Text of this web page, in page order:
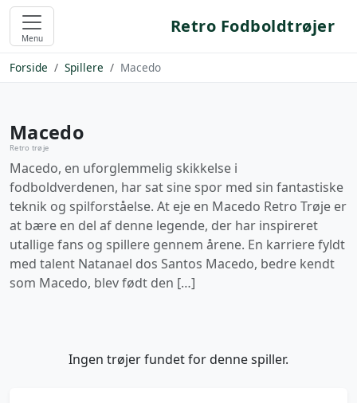
Menu
Retro Fodboldtrøjer
Forside Spillere Macedo
Macedo
Retro trøje
Macedo, en uforglemmelig skikkelse i
fodboldverdenen, har sat sine spor med sin fantastiske
teknik og spilforståelse. At eje en Macedo Retro Trøje er
at bære en del af denne legende, der har inspireret
utallige fans og spillere gennem årene. En karriere fyldt
med talent Natanael dos Santos Macedo, bedre kendt
som Macedo, blev født den […]
Ingen trøjer fundet for denne spiller.